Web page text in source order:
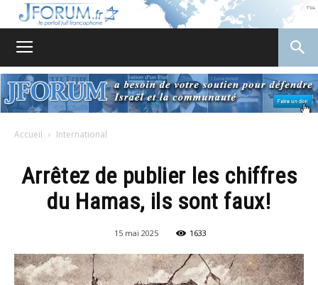
Accueil International
Arrêtez de publier les chiffres
du Hamas, ils sont faux!
15 mai 2025 1633